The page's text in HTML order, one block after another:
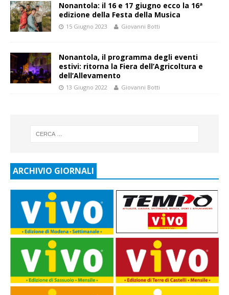
Nonantola: il 16 e 17 giugno ecco la 16ª
edizione della Festa della Musica
15 Giugno 2023 Giovanni Botti
Nonantola, il programma degli eventi
estivi: ritorna la Fiera dell’Agricoltura e
dell’Allevamento
13 Giugno 2022 Giovanni Botti
ARCHIVIO GIORNALI